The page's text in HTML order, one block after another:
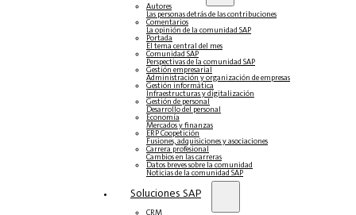
Autores
Las personas detrás de las contribuciones
Comentarios
La opinión de la comunidad SAP
Portada
El tema central del mes
Comunidad SAP
Perspectivas de la comunidad SAP
Gestión empresarial
Administración y organización de empresas
Gestión informática
Infraestructuras y digitalización
Gestión de personal
Desarrollo del personal
Economía
Mercados y finanzas
ERP Coopetición
Fusiones, adquisiciones y asociaciones
Carrera profesional
Cambios en las carreras
Datos breves sobre la comunidad
Noticias de la comunidad SAP
Soluciones‎‎ SAP
CRM